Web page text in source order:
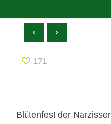
171
Blütenfest der